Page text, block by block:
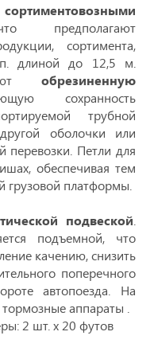
сортиментовозными
сортимента,
длиной до 12,5 м.
обрезиненную
сохранность
трубной
оболочки или
Петли для
обеспечивая тем
грузовой платформы.
подвеской
подъемной, что
качению, снизить
поперечного
автопоезда. На
аппараты .
2 шт. х 20 футов